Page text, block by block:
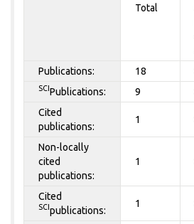
Total
Publications: 18
SCI Publications: 9
Cited
publications:
1
Non-locally
cited
publications:
1
Cited
SCI publications:
1